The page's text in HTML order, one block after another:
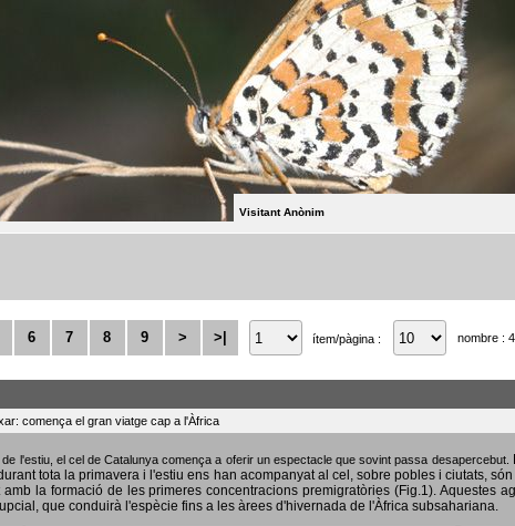
Visitant Anònim
6 7 8 9 > >| ítem/pàgina : nombre :
comença el gran viatge cap a l'Àfrica
l'estiu, el cel de Catalunya comença a oferir un espectacle que sovint passa desapercebut.
tota la primavera i l'estiu ens han acompanyat al cel, sobre pobles i ciutats,
la formació de les primeres concentracions premigratòries (Fig.1). Aquestes
que conduirà l'espècie fins a les àrees d'hivernada de l'Àfrica subsahariana.